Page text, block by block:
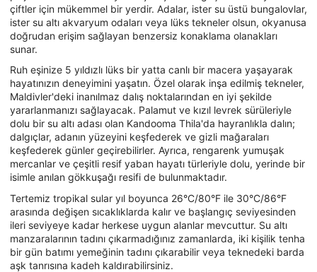
çiftler için mükemmel bir yerdir. Adalar, ister su üstü bungalovlar,
ister su altı akvaryum odaları veya lüks tekneler olsun, okyanusa
doğrudan erişim sağlayan benzersiz konaklama olanakları
sunar.
Ruh eşinize 5 yıldızlı lüks bir yatta canlı bir macera yaşayarak
hayatınızın deneyimini yaşatın. Özel olarak inşa edilmiş tekneler,
Maldivler'deki inanılmaz dalış noktalarından en iyi şekilde
yararlanmanızı sağlayacak. Palamut ve kızıl levrek sürüleriyle
dolu bir su altı adası olan Kandooma Thila'da hayranlıkla dalın;
dalgıçlar, adanın yüzeyini keşfederek ve gizli mağaraları
keşfederek günler geçirebilirler. Ayrıca, rengarenk yumuşak
mercanlar ve çeşitli resif yaban hayatı türleriyle dolu, yerinde bir
isimle anılan gökkuşağı resifi de bulunmaktadır.
Tertemiz tropikal sular yıl boyunca 26°C/80°F ile 30°C/86°F
arasında değişen sıcaklıklarda kalır ve başlangıç seviyesinden
ileri seviyeye kadar herkese uygun alanlar mevcuttur. Su altı
manzaralarının tadını çıkarmadığınız zamanlarda, iki kişilik tenha
bir gün batımı yemeğinin tadını çıkarabilir veya teknedeki barda
aşk tanrısına kadeh kaldırabilirsiniz.